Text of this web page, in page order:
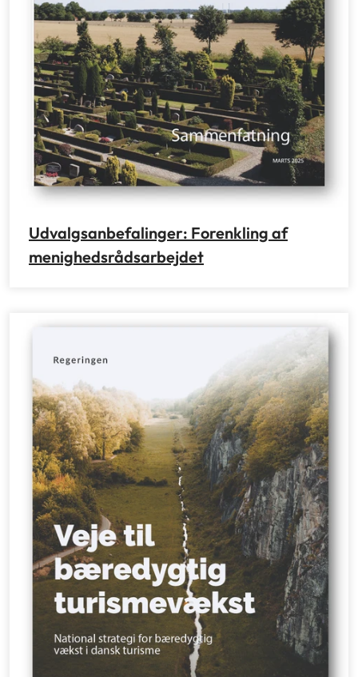
Udvalgsanbefalinger: Forenkling af
menighedsrådsarbejdet